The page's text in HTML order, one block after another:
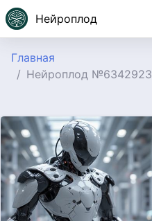
Нейроплод
Главная
Нейроплод №6342923